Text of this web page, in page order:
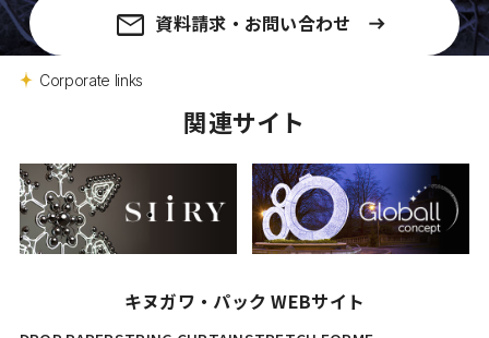
資料請求・お問い合わせ
Corporate links
関連サイト
キヌガワ・パック WEBサイト